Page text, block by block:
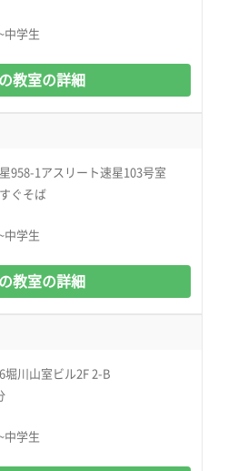
中学生
教室の詳細
958-1アスリート速星103号室
ぐそば
中学生
教室の詳細
堀川山室ビル2F 2-B
中学生